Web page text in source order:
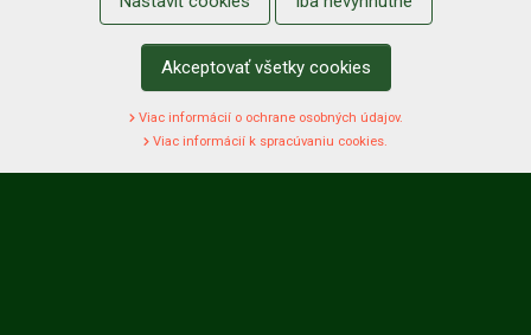
Alternatívne riešenie sporu
Ochrana osobných údajov
Používanie cookies
Nákup na splátky
Registrácia Košík
Zmena údajov
Zmena hesla
Prihlasiť sa na odber noviniek
Akceptovať všetky cookies
Viac informácií o ochrane osobných údajov.
Viac informácií k spracúvaniu cookies.